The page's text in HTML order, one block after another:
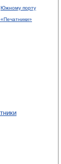
Южному порту